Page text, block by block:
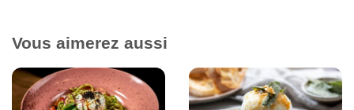
Vous aimerez aussi